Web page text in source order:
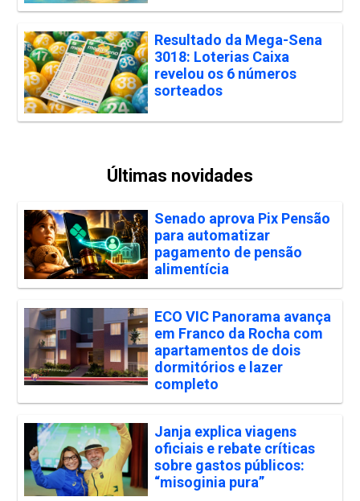
Resultado da Mega-Sena
3018: Loterias Caixa
revelou os 6 números
sorteados
Últimas novidades
Senado aprova Pix Pensão
para automatizar
pagamento de pensão
alimentícia
ECO VIC Panorama avança
em Franco da Rocha com
apartamentos de dois
dormitórios e lazer
completo
Janja explica viagens
oficiais e rebate críticas
sobre gastos públicos:
“misoginia pura”